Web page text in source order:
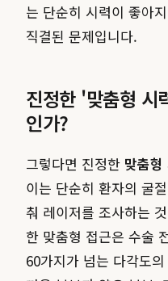
는 단순히 시력이 좋아
직결된 문제입니다.
진정한 '맞춤형 시
인가?
그렇다면 진정한 맞춤형
이는 단순히 환자의 굴
춰 레이저를 조사하는
한 맞춤형 접근은 수술
60가지가 넘는 다각도